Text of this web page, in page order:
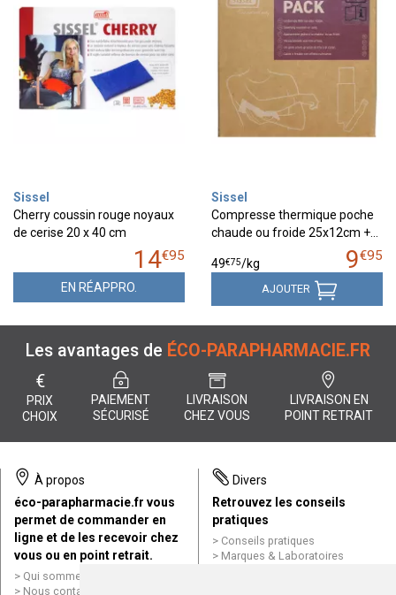
Sissel
Cherry coussin rouge noyaux
de cerise 20 x 40 cm
14€95
EN RÉAPPRO.
Sissel
Compresse thermique poche
chaude ou froide 25x12cm +…
9€95
49€75/kg
AJOUTER
Les avantages de ÉCO-PARAPHARMACIE.FR
€
PRIX
CHOIX
PAIEMENT
SÉCURISÉ
LIVRAISON
CHEZ VOUS
LIVRAISON EN
POINT RETRAIT
À propos
éco-parapharmacie.fr vous
permet de commander en
ligne et de les recevoir chez
vous ou en point retrait.
Qui sommes nous ?
Nous contacter par e-mail
Divers
Retrouvez les conseils
pratiques
Conseils pratiques
Marques & Laboratoires